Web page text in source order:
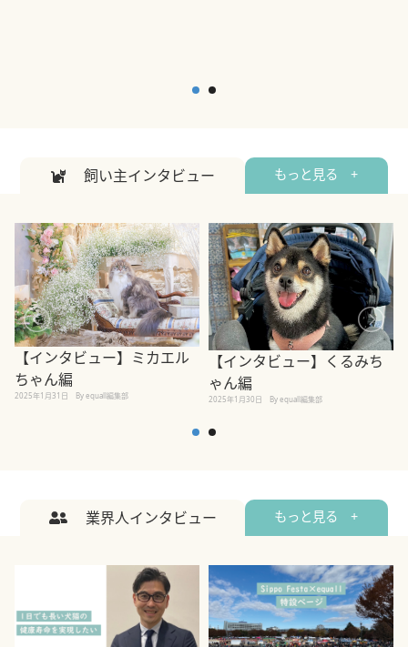
飼い主インタビュー もっと見る +
【インタビュー】ミカエル
ちゃん編
2025年1月31日 By equall編集部
【インタビュー】くるみち
ゃん編
2025年1月30日 By equall編集部
業界人インタビュー もっと見る +